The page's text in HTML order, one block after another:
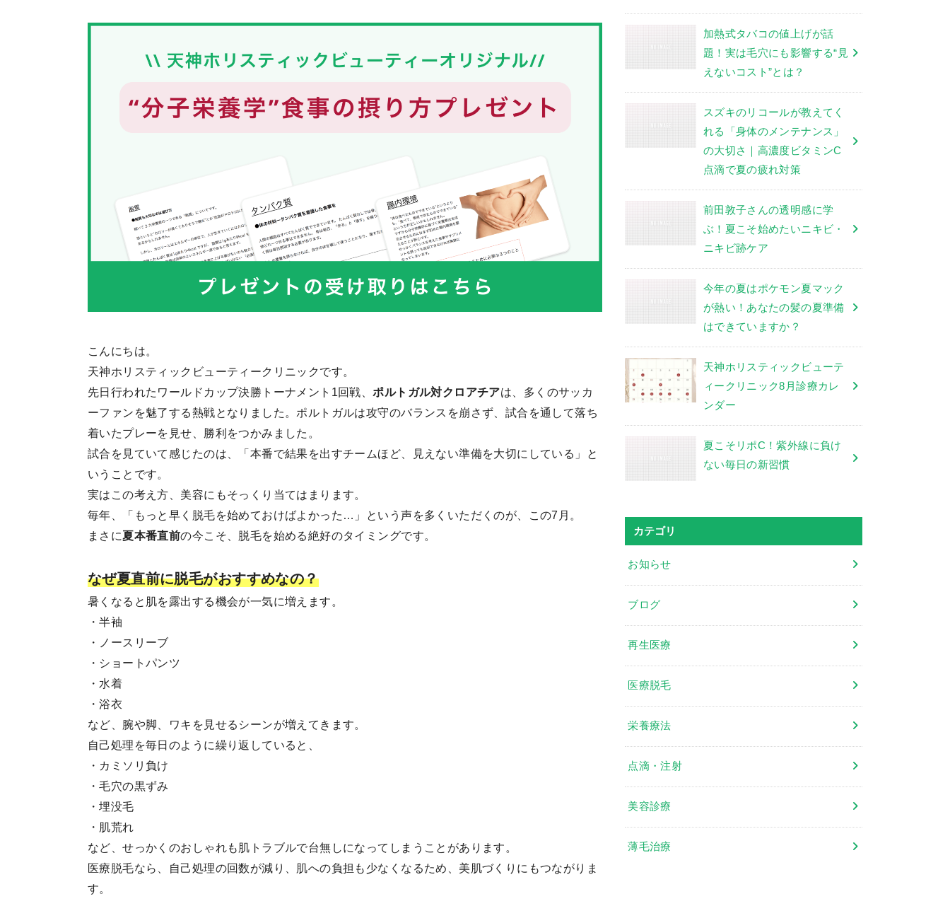
こんにちは。
天神ホリスティックビューティークリニックです。
先日行われたワールドカップ決勝トーナメント1回戦、ポルトガル対クロアチアは、多くのサッカ
ーファンを魅了する熱戦となりました。ポルトガルは攻守のバランスを崩さず、試合を通して落ち
着いたプレーを見せ、勝利をつかみました。
試合を見ていて感じたのは、「本番で結果を出すチームほど、見えない準備を大切にしている」と
いうことです。
実はこの考え方、美容にもそっくり当てはまります。
毎年、「もっと早く脱毛を始めておけばよかった…」という声を多くいただくのが、この7月。
まさに夏本番直前の今こそ、脱毛を始める絶好のタイミングです。
なぜ夏直前に脱毛がおすすめなの？
暑くなると肌を露出する機会が一気に増えます。
・半袖
・ノースリーブ
・ショートパンツ
・水着
・浴衣
など、腕や脚、ワキを見せるシーンが増えてきます。
自己処理を毎日のように繰り返していると、
・カミソリ負け
・毛穴の黒ずみ
・埋没毛
・肌荒れ
など、せっかくのおしゃれも肌トラブルで台無しになってしまうことがあります。
医療脱毛なら、自己処理の回数が減り、肌への負担も少なくなるため、美肌づくりにもつながりま
す。
加熱式タバコの値上げが話
題！実は毛穴にも影響する“見
えないコスト”とは？
スズキのリコールが教えてく
れる「身体のメンテナンス」
の大切さ｜高濃度ビタミンC
点滴で夏の疲れ対策
前田敦子さんの透明感に学
ぶ！夏こそ始めたいニキビ・
ニキビ跡ケア
今年の夏はポケモン夏マック
が熱い！あなたの髪の夏準備
はできていますか？
天神ホリスティックビューテ
ィークリニック8月診療カレ
ンダー
夏こそリポC！紫外線に負け
ない毎日の新習慣
カテゴリ
お知らせ
ブログ
再生医療
医療脱毛
栄養療法
点滴・注射
美容診療
薄毛治療